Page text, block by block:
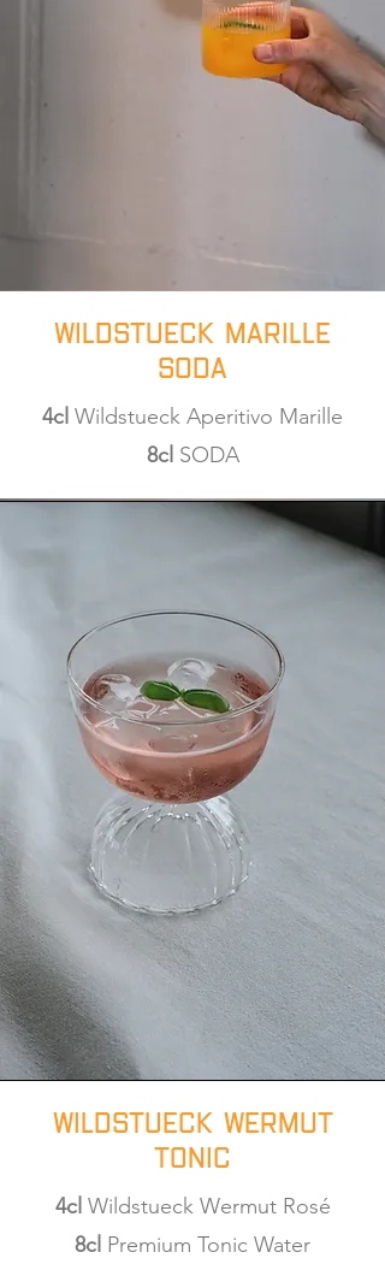
Wildstueck Marille
SODA
4cl Wildstueck Aperitivo Marille
8cl SODA
Wildstueck WErmut
Tonic
4cl Wildstueck Wermut Rosé
8cl Premium Tonic Water